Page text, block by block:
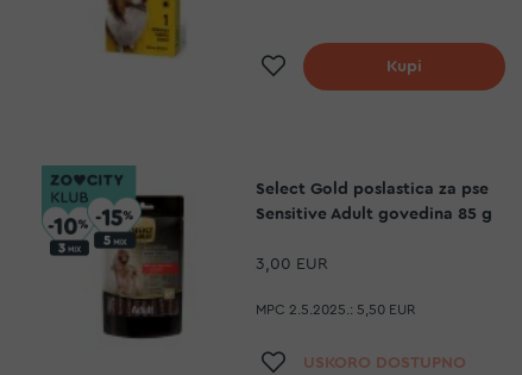
Dodaj na listu želja
Kupi
Select Gold poslastica za pse
Sensitive Adult govedina 85 g
3,00 EUR
MPC 2.5.2025.: 5,50 EUR
Dodaj na listu želja
USKORO DOSTUPNO